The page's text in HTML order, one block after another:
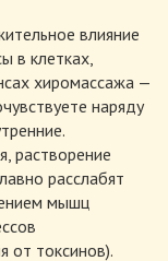
влияние
в клетках,
хиромассажа —
наряду
растворение
расслабят
мышц
от токсинов).